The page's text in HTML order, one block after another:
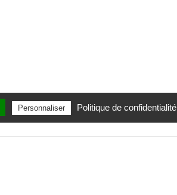
Personnaliser Politique de confidentialité